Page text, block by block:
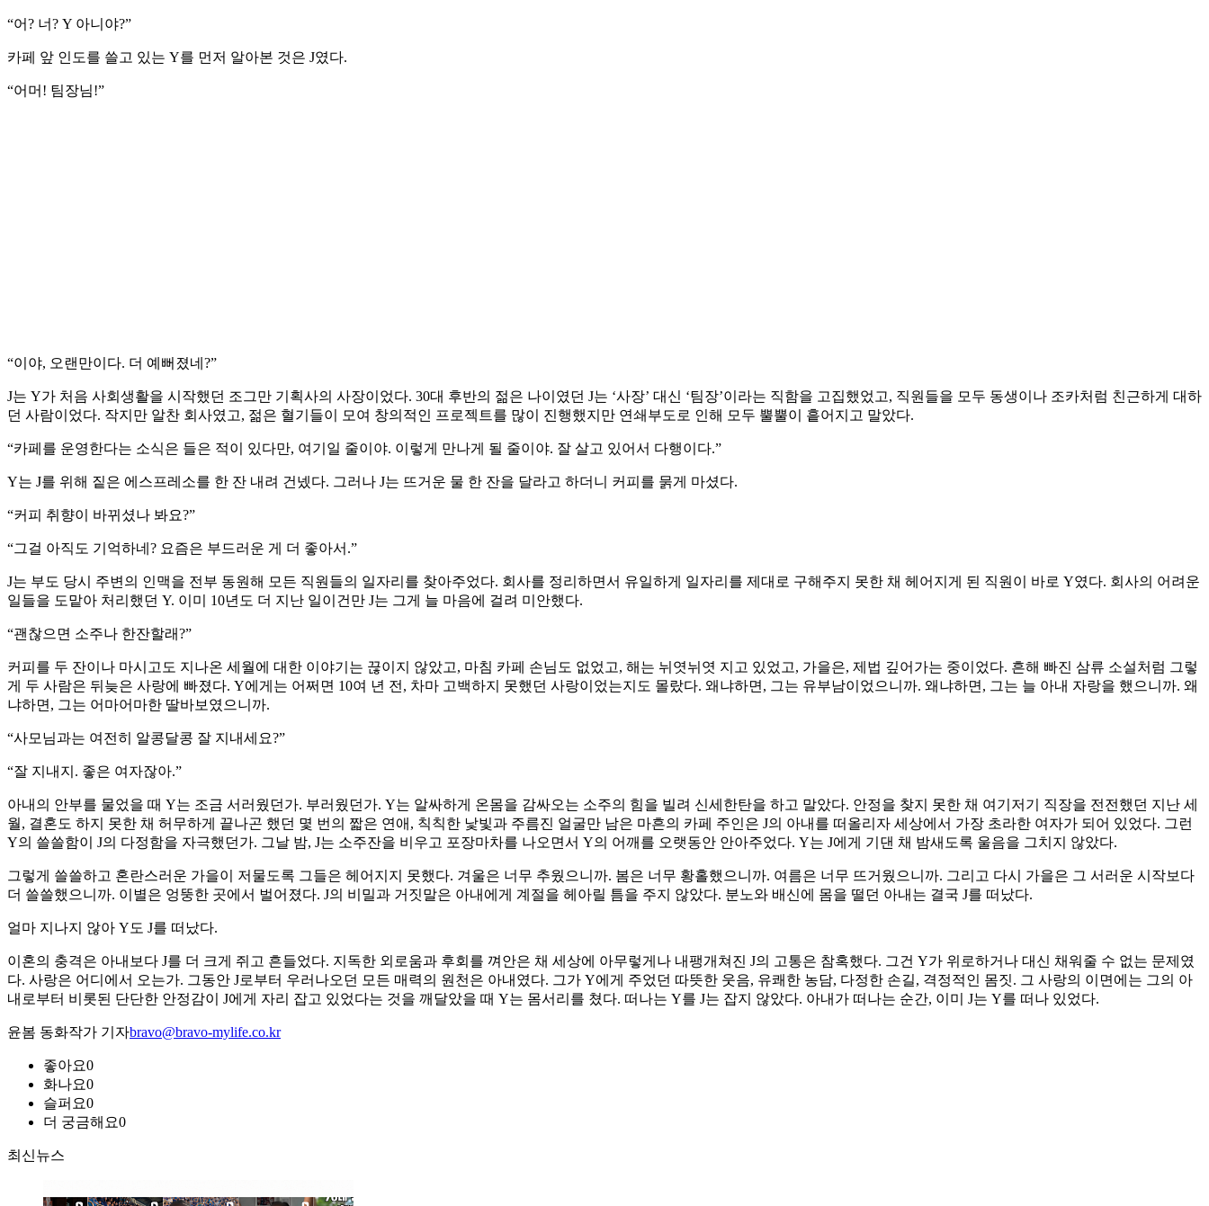
“어? 너? Y 아니야?”
카페 앞 인도를 쓸고 있는 Y를 먼저 알아본 것은 J였다.
“어머! 팀장님!”
“이야, 오랜만이다. 더 예뻐졌네?”
J는 Y가 처음 사회생활을 시작했던 조그만 기획사의 사장이었다. 30대 후반의 젊은 나이였던 J는 ‘사장’ 대신 ‘팀장’이라는 직함을 고집했었고, 직원들을 모두 동생이나 조카처럼 친근하게 대하
던 사람이었다. 작지만 알찬 회사였고, 젊은 혈기들이 모여 창의적인 프로젝트를 많이 진행했지만 연쇄부도로 인해 모두 뿔뿔이 흩어지고 말았다.
“카페를 운영한다는 소식은 들은 적이 있다만, 여기일 줄이야. 이렇게 만나게 될 줄이야. 잘 살고 있어서 다행이다.”
Y는 J를 위해 짙은 에스프레소를 한 잔 내려 건넸다. 그러나 J는 뜨거운 물 한 잔을 달라고 하더니 커피를 묽게 마셨다.
“커피 취향이 바뀌셨나 봐요?”
“그걸 아직도 기억하네? 요즘은 부드러운 게 더 좋아서.”
J는 부도 당시 주변의 인맥을 전부 동원해 모든 직원들의 일자리를 찾아주었다. 회사를 정리하면서 유일하게 일자리를 제대로 구해주지 못한 채 헤어지게 된 직원이 바로 Y였다. 회사의 어려운
일들을 도맡아 처리했던 Y. 이미 10년도 더 지난 일이건만 J는 그게 늘 마음에 걸려 미안했다.
“괜찮으면 소주나 한잔할래?”
커피를 두 잔이나 마시고도 지나온 세월에 대한 이야기는 끊이지 않았고, 마침 카페 손님도 없었고, 해는 뉘엿뉘엿 지고 있었고, 가을은, 제법 깊어가는 중이었다. 흔해 빠진 삼류 소설처럼 그렇
게 두 사람은 뒤늦은 사랑에 빠졌다. Y에게는 어쩌면 10여 년 전, 차마 고백하지 못했던 사랑이었는지도 몰랐다. 왜냐하면, 그는 유부남이었으니까. 왜냐하면, 그는 늘 아내 자랑을 했으니까. 왜
냐하면, 그는 어마어마한 딸바보였으니까.
“사모님과는 여전히 알콩달콩 잘 지내세요?”
“잘 지내지. 좋은 여자잖아.”
아내의 안부를 물었을 때 Y는 조금 서러웠던가. 부러웠던가. Y는 알싸하게 온몸을 감싸오는 소주의 힘을 빌려 신세한탄을 하고 말았다. 안정을 찾지 못한 채 여기저기 직장을 전전했던 지난 세
월, 결혼도 하지 못한 채 허무하게 끝나곤 했던 몇 번의 짧은 연애, 칙칙한 낯빛과 주름진 얼굴만 남은 마흔의 카페 주인은 J의 아내를 떠올리자 세상에서 가장 초라한 여자가 되어 있었다. 그런
Y의 쓸쓸함이 J의 다정함을 자극했던가. 그날 밤, J는 소주잔을 비우고 포장마차를 나오면서 Y의 어깨를 오랫동안 안아주었다. Y는 J에게 기댄 채 밤새도록 울음을 그치지 않았다.
그렇게 쓸쓸하고 혼란스러운 가을이 저물도록 그들은 헤어지지 못했다. 겨울은 너무 추웠으니까. 봄은 너무 황홀했으니까. 여름은 너무 뜨거웠으니까. 그리고 다시 가을은 그 서러운 시작보다
더 쓸쓸했으니까. 이별은 엉뚱한 곳에서 벌어졌다. J의 비밀과 거짓말은 아내에게 계절을 헤아릴 틈을 주지 않았다. 분노와 배신에 몸을 떨던 아내는 결국 J를 떠났다.
얼마 지나지 않아 Y도 J를 떠났다.
이혼의 충격은 아내보다 J를 더 크게 쥐고 흔들었다. 지독한 외로움과 후회를 껴안은 채 세상에 아무렇게나 내팽개쳐진 J의 고통은 참혹했다. 그건 Y가 위로하거나 대신 채워줄 수 없는 문제였
다. 사랑은 어디에서 오는가. 그동안 J로부터 우러나오던 모든 매력의 원천은 아내였다. 그가 Y에게 주었던 따뜻한 웃음, 유쾌한 농담, 다정한 손길, 격정적인 몸짓. 그 사랑의 이면에는 그의 아
내로부터 비롯된 단단한 안정감이 J에게 자리 잡고 있었다는 것을 깨달았을 때 Y는 몸서리를 쳤다. 떠나는 Y를 J는 잡지 않았다. 아내가 떠나는 순간, 이미 J는 Y를 떠나 있었다.
윤봄 동화작가 기자bravo@bravo-mylife.co.kr
좋아요0
화나요0
슬퍼요0
더 궁금해요0
최신뉴스